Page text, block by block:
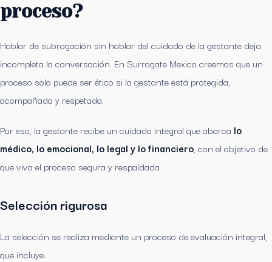
proceso?
Hablar de subrogación sin hablar del cuidado de la gestante deja
incompleta la conversación. En Surrogate Mexico creemos que un
proceso solo puede ser ético si la gestante está protegida,
acompañada y respetada.
Por eso, la gestante recibe un cuidado integral que abarca lo
médico, lo emocional, lo legal y lo financiero, con el objetivo de
que viva el proceso segura y respaldada.
Selección rigurosa
La selección se realiza mediante un proceso de evaluación integral,
que incluye: